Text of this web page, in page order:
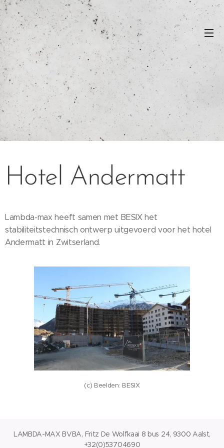
Hotel Andermatt
Lambda-max heeft samen met BESIX het
stabiliteitstechnisch ontwerp uitgevoerd voor het hotel
Andermatt in Zwitserland.
(c) Beelden: BESIX
LAMBDA-MAX BVBA, Fritz De Wolfkaai 8 bus 24, 9300 Aalst,
+32(0)53704690